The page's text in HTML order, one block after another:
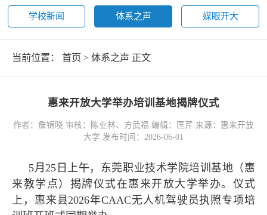
学校新闻 体系之声 媒眼开大
当前位置： 首页 > 体系之声 正文
惠来开放大学举办培训基地揭牌仪式
作者：詹锦晓 审核：陈业林、方武福 编辑：匡芹 来源：惠来开放
大学 发布时间：2026-06-01
5月25日上午，东莞职业技术学院培训基地（惠
来教学点）揭牌仪式在惠来开放大学举办。仪式
上，惠来县2026年CAAC无人机驾驶员执照专项培